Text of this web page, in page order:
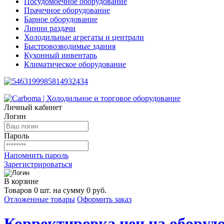
Прачечное оборудование
Барное оборудование
Линии раздачи
Холодильные агрегаты и централи
Быстровозводимые здания
Кухонный инвентарь
Климатическое оборудование
Личный кабинет
Логин
Пароль
Напомнить пароль
Зарегистрироваться
В корзине
Товаров 0 шт. на сумму 0 руб.
Отложенные товары Оформить заказ